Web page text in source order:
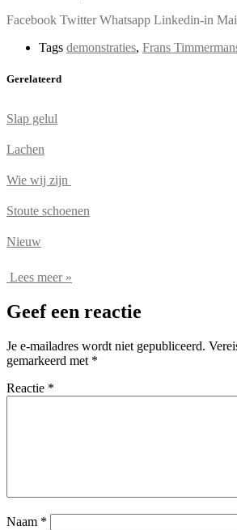
Facebook Twitter Whatsapp Linkedin-in
Tags demonstraties, Frans
Gerelateerd
Slap gelul
Lachen
Wie wij zijn
Stoute schoenen
Nieuw
Lees meer »
Geef een reactie
Je e-mailadres wordt niet gepubliceerd.
gemarkeerd met *
Reactie *
Naam *